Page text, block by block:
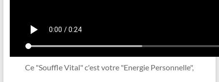
Ce "Souffle Vital" c'est votre "Energie Personnelle",